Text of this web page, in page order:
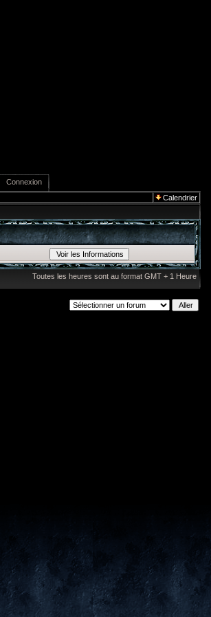
Connexion
Calendrier
Toutes les heures sont au format GMT + 1 Heure